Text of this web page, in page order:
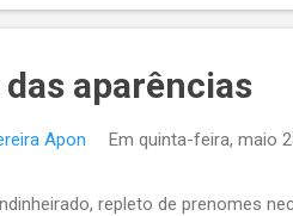
aparências
Apon Em quinta-feira, maio
repleto de prenomes